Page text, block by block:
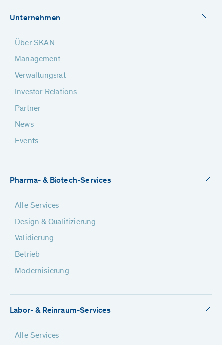
Unternehmen
Über SKAN
Management
Verwaltungsrat
Investor Relations
Partner
News
Events
Pharma- & Biotech-Services
Alle Services
Design & Qualifizierung
Validierung
Betrieb
Modernisierung
Labor- & Reinraum-Services
Alle Services